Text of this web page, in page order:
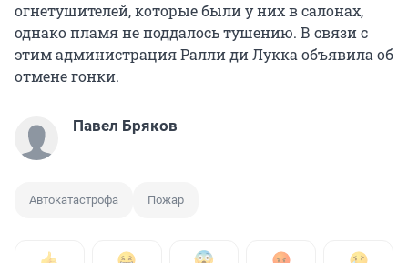
огнетушителей, которые были у них в салонах,
однако пламя не поддалось тушению. В связи с
этим администрация Ралли ди Лукка объявила об
отмене гонки.
Павел Бряков
Автокатастрофа Пожар